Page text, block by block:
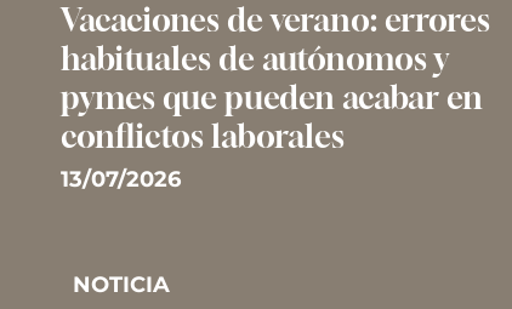
Vacaciones de verano: errores
habituales de autónomos y
pymes que pueden acabar en
conflictos laborales
13/07/2026
NOTICIA